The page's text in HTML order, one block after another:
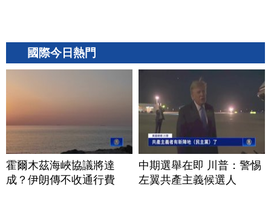
國際今日熱門
霍爾木茲海峽協議將達
成？伊朗傳不收通行費
中期選舉在即 川普：警惕
左翼共產主義候選人